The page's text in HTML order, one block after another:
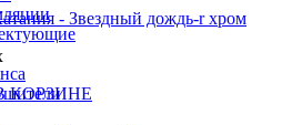
- Звездный дождь-r хром
КОРЗИНЕ